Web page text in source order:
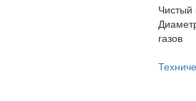
Чистый
газов